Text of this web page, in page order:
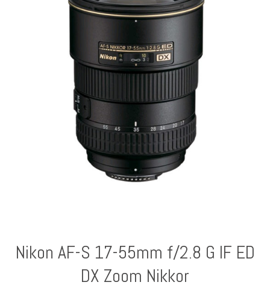
Nikon AF-S 17-55mm f/2.8 G IF ED
DX Zoom Nikkor